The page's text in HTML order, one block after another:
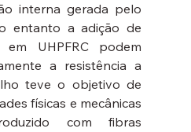
interna gerada pelo
entanto a adição de
em UHPFRC podem
a resistência a
teve o objetivo de
físicas e mecânicas
com fibras